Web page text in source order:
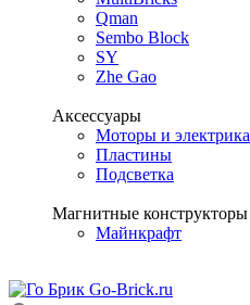
Qman
Sembo Block
SY
Zhe Gao
Аксессуары
Моторы и электрика
Пластины
Подсветка
Магнитные конструкторы
Майнкрафт
Go-Brick.ru